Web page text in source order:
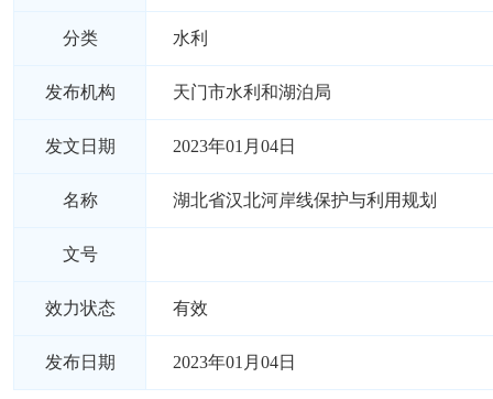
分类 水利
发布机构 天门市水利和湖泊局
发文日期 2023年01月04日
名称 湖北省汉北河岸线保护与利用规划
文号
效力状态 有效
发布日期 2023年01月04日